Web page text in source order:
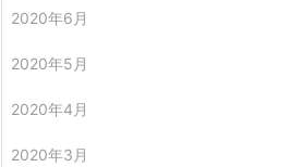
2020年6月
2020年5月
2020年4月
2020年3月